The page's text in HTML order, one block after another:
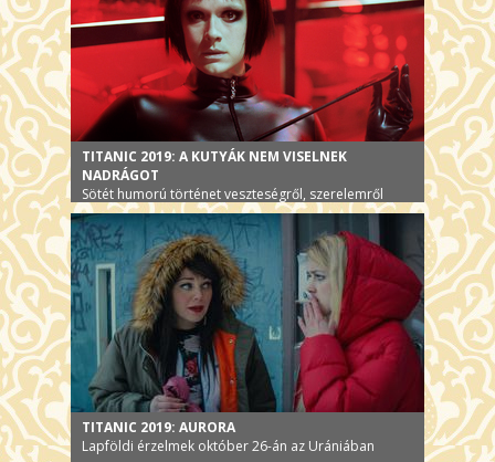
TITANIC 2019: A KUTYÁK NEM VISELNEK
NADRÁGOT
Sötét humorú történet veszteségről, szerelemről
október 25-én
TITANIC 2019: AURORA
Lapföldi érzelmek október 26-án az Urániában